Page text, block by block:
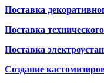
Поставка
Поставка
Поставка
Создание